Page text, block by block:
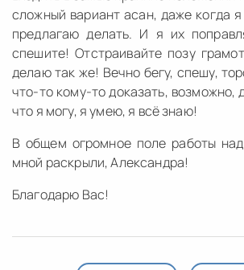
сложный вариант асан, даже когда
предлагаю делать. И я их
спешите! Отстраивайте позу
делаю так же! Вечно бегу, спешу,
что-то кому-то доказать, возможно,
что я могу, я умею, я всё знаю!
В общем огромное поле работы
мной раскрыли, Александра!
Благодарю Вас!